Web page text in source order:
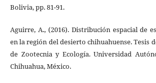
Bolivia, pp. 81-91.
Aguirre, A., (2016). Distribución espacial de
en la región del desierto chihuahuense. Tesis
de Zootecnia y Ecología. Universidad
Chihuahua, México.